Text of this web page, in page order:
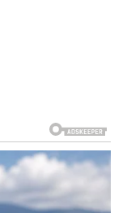
dodatnom
vikend može
da donese
joj se